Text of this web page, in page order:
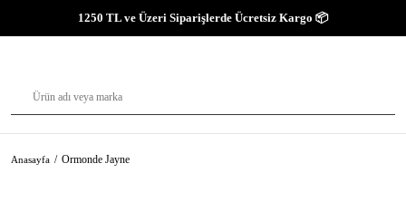
1250 TL ve Üzeri Siparişlerde Ücretsiz Kargo 📦
Anasayfa Ormonde Jayne